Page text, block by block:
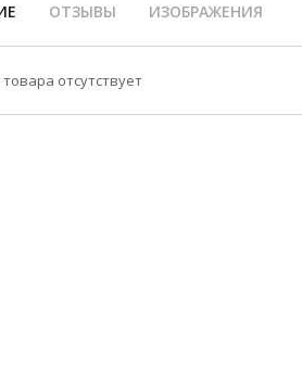
ОТЗЫВЫ ИЗОБРАЖЕНИЯ
отсутствует